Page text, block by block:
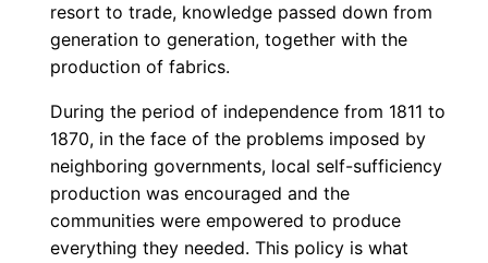
resort to trade, knowledge passed down from
generation to generation, together with the
production of fabrics.
During the period of independence from 1811 to
1870, in the face of the problems imposed by
neighboring governments, local self-sufficiency
production was encouraged and the
communities were empowered to produce
everything they needed. This policy is what